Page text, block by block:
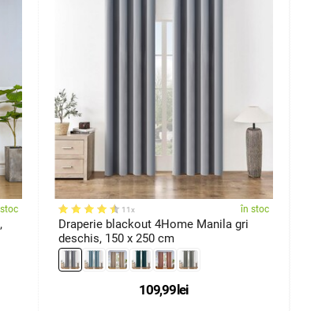
11x în stoc
Draperie blackout 4Home Manila gri
deschis, 150 x 250 cm
109,99lei